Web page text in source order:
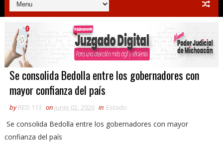
Se consolida Bedolla entre los gobernadores con
mayor confianza del país
by RED 113 on junio 02, 2026 in Estado
Se consolida Bedolla entre los gobernadores con mayor
confianza del país